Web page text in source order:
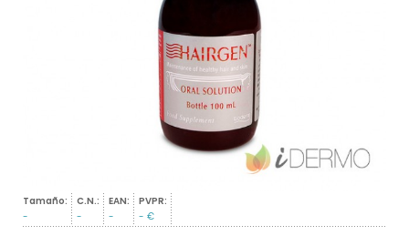
Tamaño:
-
C.N.:
-
EAN:
-
PVPR:
- €